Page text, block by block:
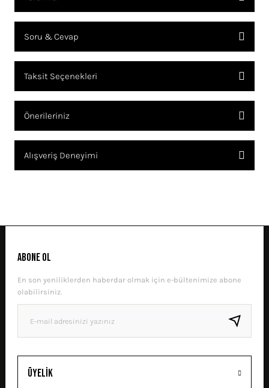
Soru & Cevap
Taksit Seçenekleri
Önerileriniz
konularda yetersiz gördüğünüz noktaları öneri formunu kullanarak
tarafımıza iletebilirsiniz.
Ürün fiyatı diğer sitelerden daha pahalı.
Bu ürüne benzer farklı alternatifler olmalı.
GÖNDER
Alışveriş Deneyimi
Üyelik
ABONE OL
En son yeniliklerden haberdar olmak için e-bültenimize abone
olabilirsiniz.